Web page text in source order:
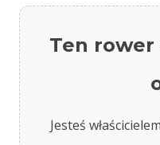
Ten rower
Jesteś